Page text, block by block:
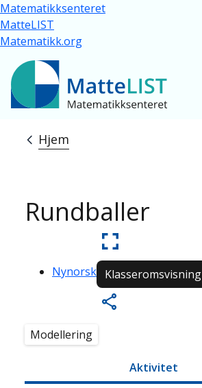
Hopp til hovedinnhold
Matematikksenteret
MatteLIST
Matematikk.org
Navigasjonssti
Hjem
Rundballer
Nynorsk Klasseromsvisning
Modellering
Aktivitet